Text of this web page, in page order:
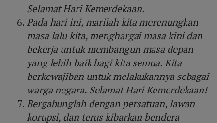
Selamat Hari Kemerdekaan.
Pada hari ini, marilah kita merenungkan
masa lalu kita, menghargai masa kini dan
bekerja untuk membangun masa depan
yang lebih baik bagi kita semua. Kita
berkewajiban untuk melakukannya sebagai
warga negara. Selamat Hari Kemerdekaan!
Bergabunglah dengan persatuan, lawan
korupsi, dan terus kibarkan bendera